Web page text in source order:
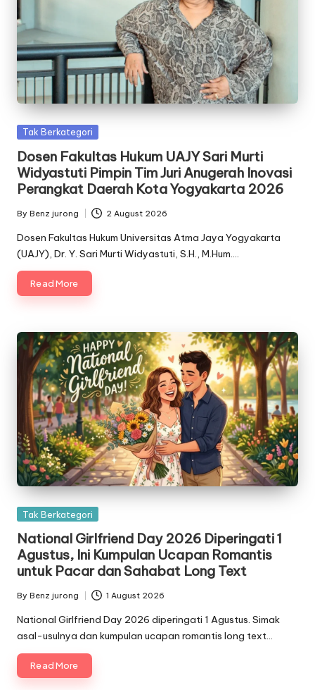
Posted
Tak Berkategori
Dosen Fakultas Hukum UAJY Sari Murti
Widyastuti Pimpin Tim Juri Anugerah Inovasi
Perangkat Daerah Kota Yogyakarta 2026
Posted
by
By Benz jurong 2 August 2026
Dosen Fakultas Hukum Universitas Atma Jaya Yogyakarta
(UAJY), Dr. Y. Sari Murti Widyastuti, S.H., M.Hum.…
Read More
Posted
Tak Berkategori
National Girlfriend Day 2026 Diperingati 1
Agustus, Ini Kumpulan Ucapan Romantis
untuk Pacar dan Sahabat Long Text
Posted
by
By Benz jurong 1 August 2026
National Girlfriend Day 2026 diperingati 1 Agustus. Simak
asal-usulnya dan kumpulan ucapan romantis long text…
Read More